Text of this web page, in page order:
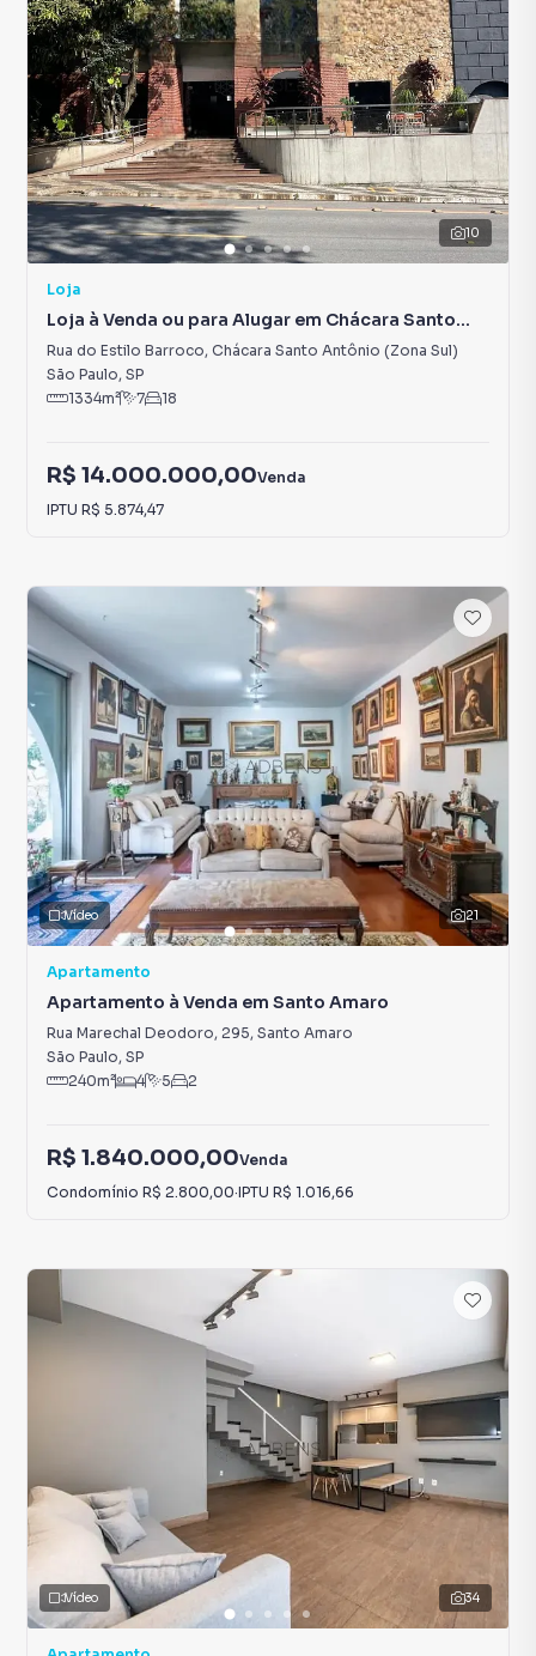
10
Loja
Loja à Venda ou para Alugar em Chácara Santo
Antônio (Zona Sul)
Rua do Estilo Barroco, Chácara Santo Antônio (Zona Sul)
São Paulo, SP
1334m² 7 18
R$ 14.000.000,00Venda
IPTU R$ 5.874,47
21
Vídeo
Apartamento
Apartamento à Venda em Santo Amaro
Rua Marechal Deodoro, 295, Santo Amaro
São Paulo, SP
240m² 4 5 2
R$ 1.840.000,00Venda
Condomínio R$ 2.800,00·IPTU R$ 1.016,66
34
Vídeo